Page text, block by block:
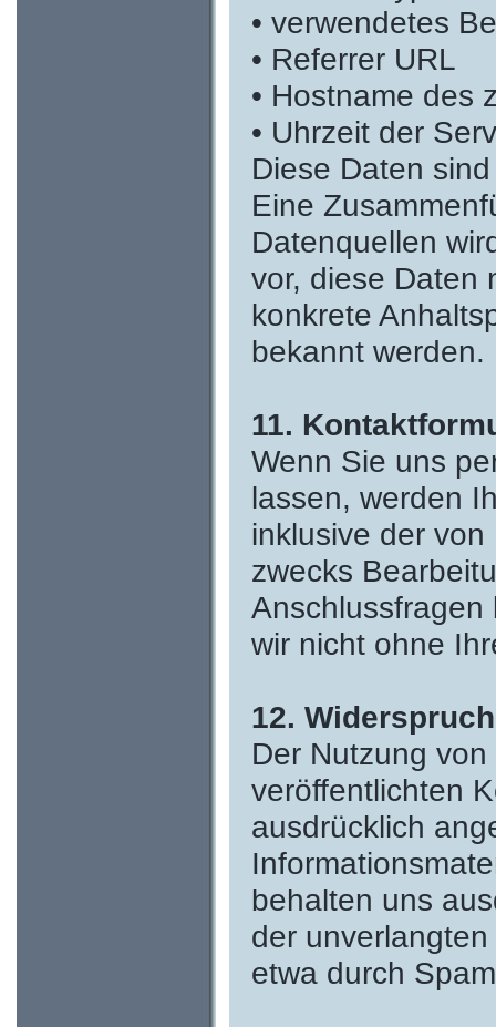
• verwendetes
• Referrer URL
• Hostname des
• Uhrzeit der
Diese Daten
Eine
Datenquellen
vor, diese Daten
konkrete
bekannt werden.
11.
Wenn Sie uns
lassen, werden
inklusive der
zwecks
wir nicht ohne
12.
Der Nutzung
veröffentlichten
ausdrücklich
behalten uns
der
etwa durch